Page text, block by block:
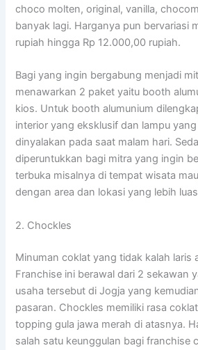
choco molten, original, vanilla,
banyak lagi. Harganya pun bervariasi
rupiah hingga Rp 12.000,00 rupiah.
Bagi yang ingin bergabung menjadi
menawarkan 2 paket yaitu booth
kios. Untuk booth alumunium
interior yang eksklusif dan lampu
dinyalakan pada saat malam hari.
diperuntukkan bagi mitra yang ingin
terbuka misalnya di tempat wisata
dengan area dan lokasi yang lebih
2. Chockles
Minuman coklat yang tidak kalah laris
Franchise ini berawal dari 2 sekawan
usaha tersebut di Jogja yang
pasaran. Chockles memiliki rasa
topping gula jawa merah di atasnya.
salah satu keunggulan bagi franchise